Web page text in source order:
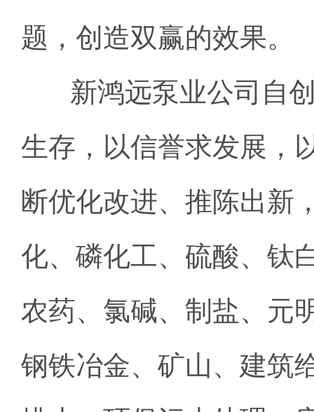
题，创造双赢的效果。
新鸿远泵业公司自创
生存，以信誉求发展，
断优化改进、推陈出新
化、磷化工、硫酸、钛
农药、氯碱、制盐、元
钢铁冶金、矿山、建筑